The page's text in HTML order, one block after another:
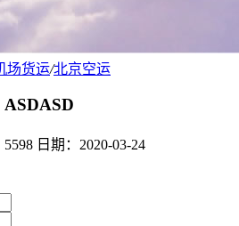
场货运/北京空运
ASDASD
日期：2020-03-24